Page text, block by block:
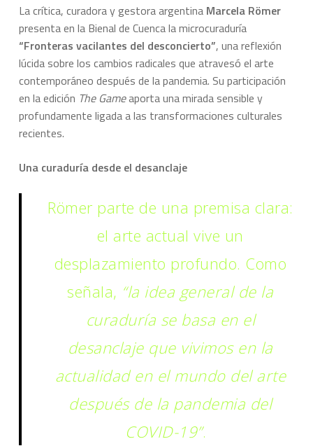
La crítica, curadora y gestora argentina Marcela Römer
presenta en la Bienal de Cuenca la microcuraduría
“Fronteras vacilantes del desconcierto”, una reflexión
lúcida sobre los cambios radicales que atravesó el arte
contemporáneo después de la pandemia. Su participación
en la edición The Gameaporta una mirada sensible y
profundamente ligada a las transformaciones culturales
recientes.
Una curaduría desde el desanclaje
Römer parte de una premisa clara:
el arte actual vive un
desplazamiento profundo. Como
señala, “la idea general de la
curaduría se basa en el
desanclaje que vivimos en la
actualidad en el mundo del arte
después de la pandemia del
COVID-19”.